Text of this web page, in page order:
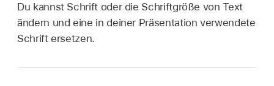
Du kannst Schrift oder die Schriftgröße von Text
ändern und eine in deiner Präsentation verwendete
Schrift ersetzen.